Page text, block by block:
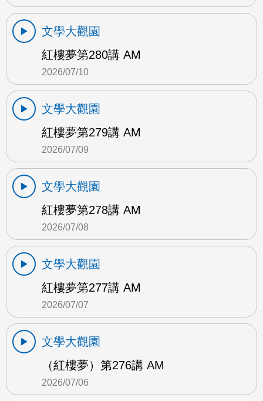
文學大觀園
紅樓夢第280講 AM
2026/07/10
文學大觀園
紅樓夢第279講 AM
2026/07/09
文學大觀園
紅樓夢第278講 AM
2026/07/08
文學大觀園
紅樓夢第277講 AM
2026/07/07
文學大觀園
（紅樓夢）第276講 AM
2026/07/06